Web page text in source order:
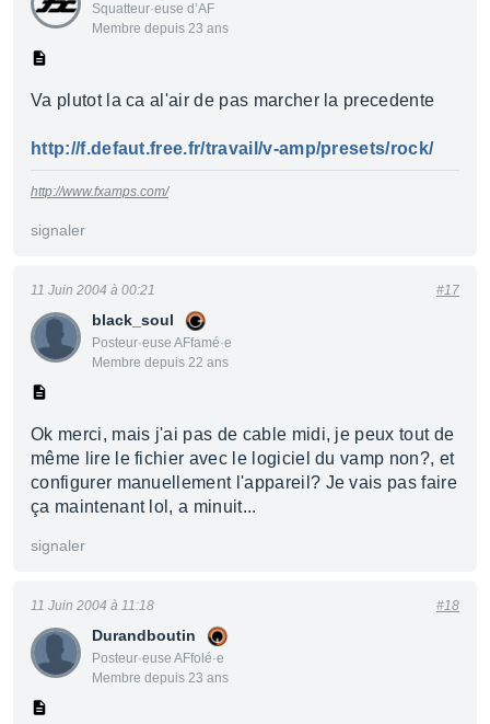
Squatteur·euse d’AF
Membre depuis 23 ans
Va plutot la ca al'air de pas marcher la precedente
http://f.defaut.free.fr/travail/v-amp/presets/rock/
http://www.fxamps.com/
signaler
black_soul
Posteur·euse AFfamé·e
Membre depuis 22 ans
11 Juin 2004 à 00:21 #17
Ok merci, mais j'ai pas de cable midi, je peux tout de
même lire le fichier avec le logiciel du vamp non?, et
configurer manuellement l'appareil? Je vais pas faire
ça maintenant lol, a minuit...
signaler
Durandboutin
Posteur·euse AFfolé·e
Membre depuis 23 ans
11 Juin 2004 à 11:18 #18